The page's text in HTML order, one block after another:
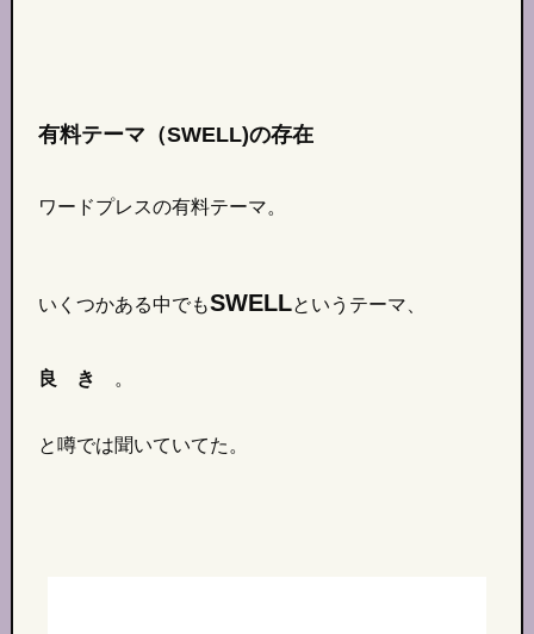
有料テーマ（SWELL)の存在
ワードプレスの有料テーマ。
いくつかある中でもSWELLというテーマ、
良 き 。
と噂では聞いていてた。